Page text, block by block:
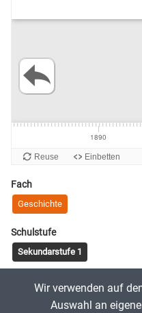
Fach
Geschichte
Schulstufe
Sekundarstufe 1
interaktiv
Wir verwenden auf
Auswahl an